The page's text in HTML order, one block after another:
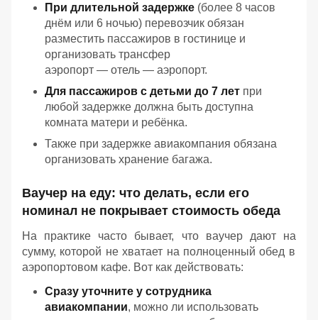
При длительной задержке (более 8 часов
днём или 6 ночью) перевозчик обязан
разместить пассажиров в гостинице и
организовать трансфер
аэропорт — отель — аэропорт.
Для пассажиров с детьми до 7 лет при
любой задержке должна быть доступна
комната матери и ребёнка.
Также при задержке авиакомпания обязана
организовать хранение багажа.
Ваучер на еду: что делать, если его
номинал не покрывает стоимость обеда
На практике часто бывает, чтоваучердаютна
сумму, которой нехватает на полноценный обед в
аэропортовом кафе. Вот как действовать:
Сразу уточните у сотрудника
авиакомпании, можно ли использовать